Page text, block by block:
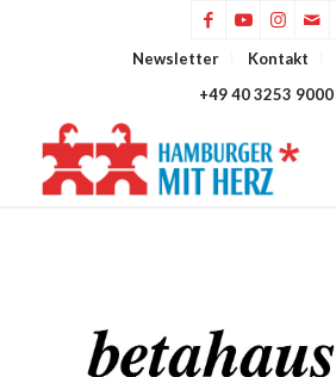
Newsletter Kontakt
+49 40 3253 9000